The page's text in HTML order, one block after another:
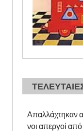
Απαλλάχτηκαν
νοι απεργοί